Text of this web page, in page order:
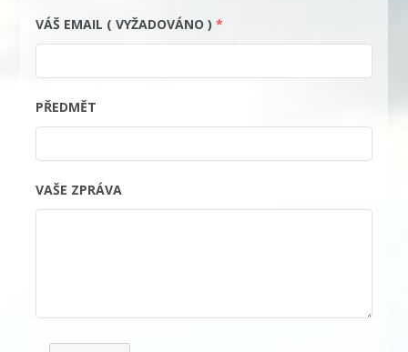
VÁŠ EMAIL ( VYŽADOVÁNO ) *
PŘEDMĚT
VAŠE ZPRÁVA